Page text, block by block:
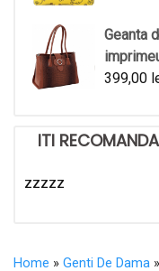
Geanta
399,00
ITI
zzzzz
Home » Genti De Dama